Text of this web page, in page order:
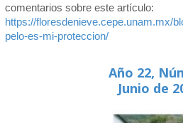
comentarios sobre este artículo:
https://floresdenieve.cepe.unam.mx/
pelo-es-mi-proteccion/
Año 22,
Junio de